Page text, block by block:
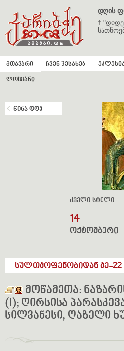
დღის
†
მთავარი ჩვენ შესახებ ეკლესია
ლოცვანი
წინა დღე
ძველი სტილი
14
ოქტომბერი
სულთმოფენობიდან მე-22
მოწამეთა:
(I); ღირსისა
სილვანესი, ღაზელი